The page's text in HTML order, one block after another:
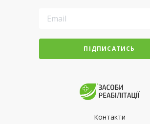
ПІДПИСАТИСЬ
Контакти